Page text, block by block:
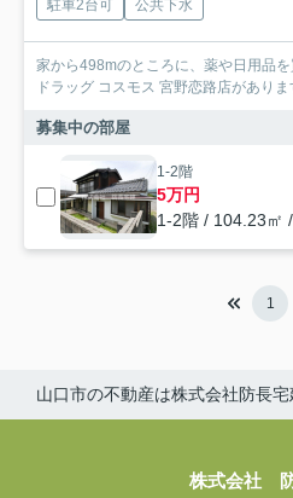
駐車2台可 公共下水
家から498mのところに、薬や日用品
ドラッグ コスモス 宮野恋路店があり
募集中の部屋
1-2階
5万円
1-2階 / 104.23㎡
1
山口市の不動産は株式会社防長宅
株式会社